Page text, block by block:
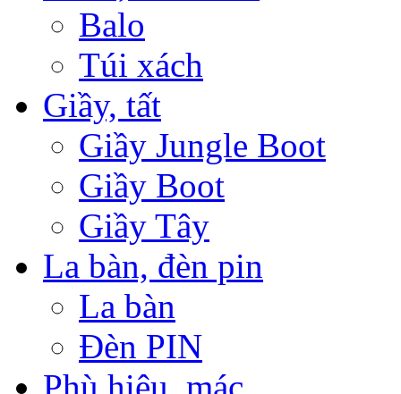
Balo
Túi xách
Giầy, tất
Giầy Jungle Boot
Giầy Boot
Giầy Tây
La bàn, đèn pin
La bàn
Đèn PIN